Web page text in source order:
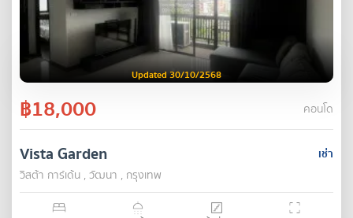
Updated 30/10/2568
฿18,000 คอนโด
เช่า
Vista Garden
วิสต้า การ์เด้น , วัฒนา , กรุงเทพ